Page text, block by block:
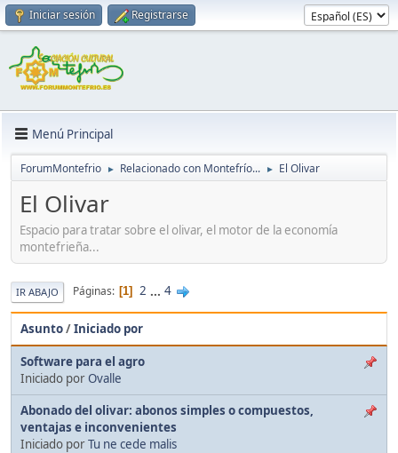
Iniciar sesión Registrarse
Menú Principal
ForumMontefrio ► Relacionado con Montefrío... ► El Olivar
El Olivar
Espacio para tratar sobre el olivar, el motor de la economía
montefrieña...
IR ABAJO Páginas 1 2 ... 4
Asunto/Iniciado por
Software para el agro
Iniciado por Ovalle
Abonado del olivar: abonos simples o compuestos,
ventajas e inconvenientes
Iniciado porTu ne cede malis